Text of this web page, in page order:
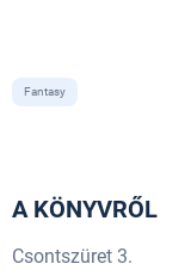
Fantasy
A KÖNYVRŐL
Csontszüret 3.